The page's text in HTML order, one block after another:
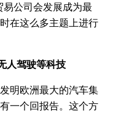
易公司会发展成为最
在这么多主题上进行
人驾驶等科技
明欧洲最大的汽车集
一个回报告。这个方